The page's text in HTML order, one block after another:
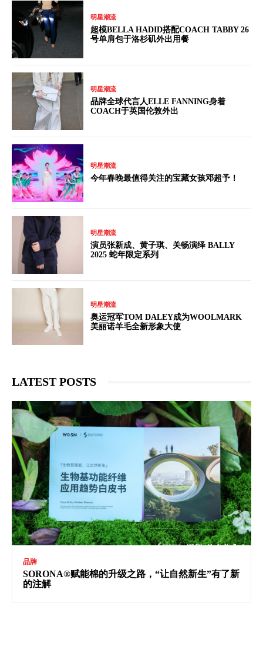
明星潮流
超模BELLA HADID搭配COACH TABBY 26
号单肩包于洛杉矶外出用餐
明星潮流
品牌全球代言人ELLE FANNING身着
COACH于英国伦敦外出
明星潮流
今年春晚最值得关注的宝藏女孩邓超予！
明星潮流
演员张新成、黄子琪、关畅演绎 BALLY
2025 蛇年限定系列
明星潮流
奥运冠军TOM DALEY成为WOOLMARK
美丽诺羊毛全新形象大使
LATEST POSTS
品牌
SORONA®赋能棉的升级之路，“让自然新生”有了新
的注解